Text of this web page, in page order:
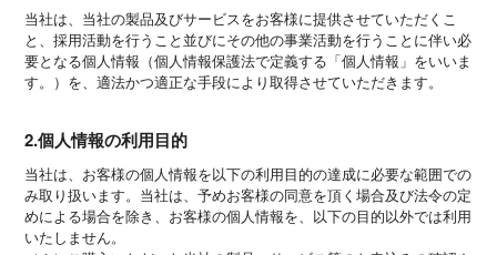
当社は、当社の製品及びサービスをお客様に提供させていただくこ
と、採用活動を行うこと並びにその他の事業活動を行うことに伴い必
要となる個人情報（個人情報保護法で定義する「個人情報」をいいま
す。）を、適法かつ適正な手段により取得させていただきます。
2.個人情報の利用目的
当社は、お客様の個人情報を以下の利用目的の達成に必要な範囲での
み取り扱います。当社は、予めお客様の同意を頂く場合及び法令の定
めによる場合を除き、お客様の個人情報を、以下の目的以外では利用
いたしません。